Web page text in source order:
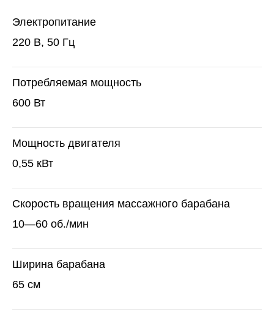
Электропитание
220 В, 50 Гц
Потребляемая мощность
600 Вт
Мощность двигателя
0,55 кВт
Скорость вращения массажного барабана
10—60 об./мин
Ширина барабана
65 см